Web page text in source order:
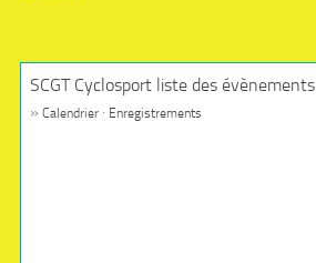
SCGT Cyclosport liste des évènements
» Calendrier · Enregistrements